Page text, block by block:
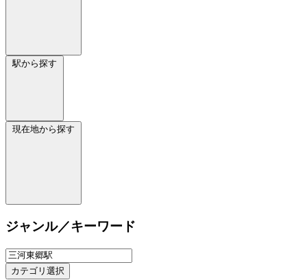
駅から探す
現在地から探す
ジャンル／キーワード
カテゴリ選択